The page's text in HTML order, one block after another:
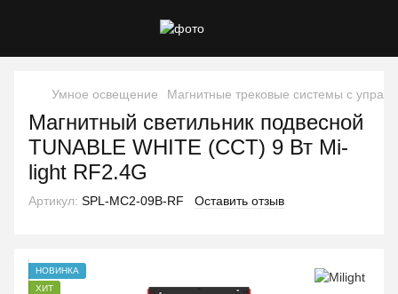
Умное освещение Магнитные трековые системы с
Магнитный светильник подвесной
TUNABLE WHITE (CCT) 9 Вт Mi-
light RF2.4G
Артикул: SPL-MC2-09B-RF Оставить отзыв
НОВИНКА
ХИТ